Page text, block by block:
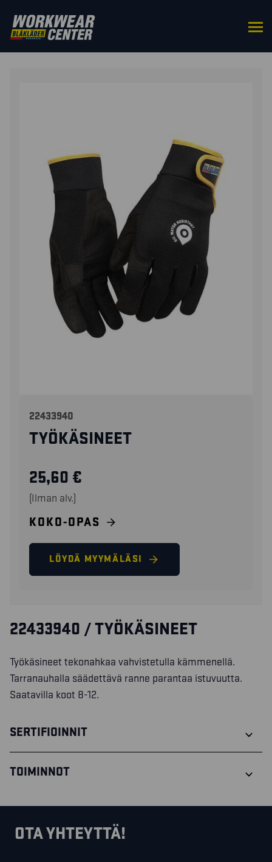
ETUSIVU/HANSKAT
22433940
TYÖKÄSINEET
25,60 €
(Ilman alv.)
KOKO-OPAS
LÖYDÄ MYYMÄLÄSI
22433940 / TYÖKÄSINEET
Työkäsineet tekonahkaa vahvistetulla kämmenellä.
Tarranauhalla säädettävä ranne parantaa istuvuutta.
Saatavilla koot 8-12.
SERTIFIOINNIT
TOIMINNOT
OTA YHTEYTTÄ!